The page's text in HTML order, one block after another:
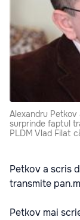
Alexandru
surprinde faptul
PLDM Vlad Filat
Petkov a scris
transmite
Petkov mai